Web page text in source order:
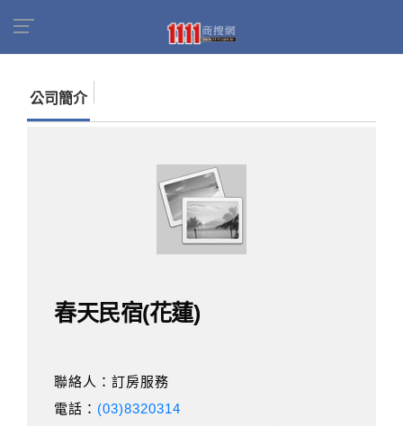
公司簡介
春天民宿(花蓮)
聯絡人：訂房服務
電話： (03)8320314